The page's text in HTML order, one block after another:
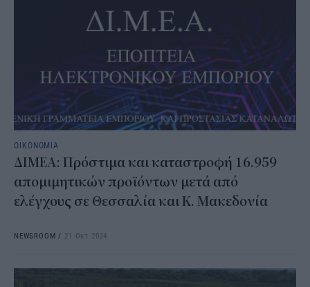
ΟΙΚΟΝΟΜΙΑ
ΔΙΜΕΑ: Πρόστιμα και καταστροφή 16.959
απομιμητικών προϊόντων μετά από
ελέγχους σε Θεσσαλία και Κ. Μακεδονία
NEWSROOM / 21 Οκτ 2024